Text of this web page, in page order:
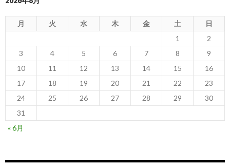
月 火 水 木 金 土
日
1
2
3
4 5 6 7 8
9
10
11 12 13 14 15
16
17
18 19 20 21 22
23
24
25 26 27 28 29
30
31
« 6月